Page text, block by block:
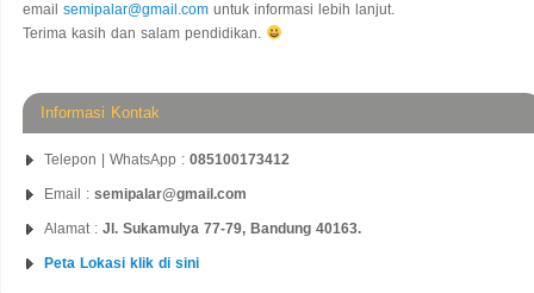
email semipalar@gmail.com untuk informasi lebih lanjut.
Terima kasih dan salam pendidikan.
Informasi Kontak
Telepon | WhatsApp : 085100173412
Email : semipalar@gmail.com
Alamat : Jl. Sukamulya 77-79, Bandung 40163.
Peta Lokasi klik di sini